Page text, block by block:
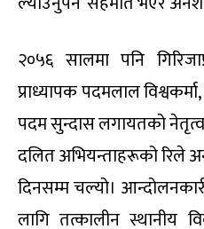
२०५६ सालमा पनि
प्राध्यापक पदमलाल
पदम सुन्दास लगायतको
दलित अभियन्ताहरूको रिले
दिनसम्म चल्यो।
लागि तत्कालीन स्थानीय